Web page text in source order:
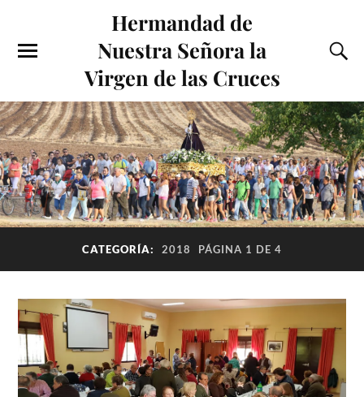
Hermandad de
Nuestra Señora la
Virgen de las Cruces
CATEGORÍA: 2018 PÁGINA 1 DE 4